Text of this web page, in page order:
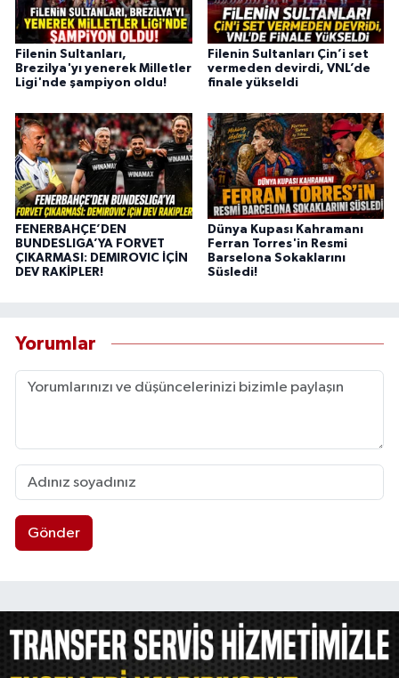
Filenin Sultanları,
Brezilya'yı yenerek Milletler
Ligi'nde şampiyon oldu!
Filenin Sultanları Çin’i set
vermeden devirdi, VNL’de
finale yükseldi
FENERBAHÇE’DEN
BUNDESLIGA’YA FORVET
ÇIKARMASI: DEMIROVIC İÇİN
DEV RAKİPLER!
Dünya Kupası Kahramanı
Ferran Torres'in Resmi
Barselona Sokaklarını
Süsledi!
Yorumlar
Gönder